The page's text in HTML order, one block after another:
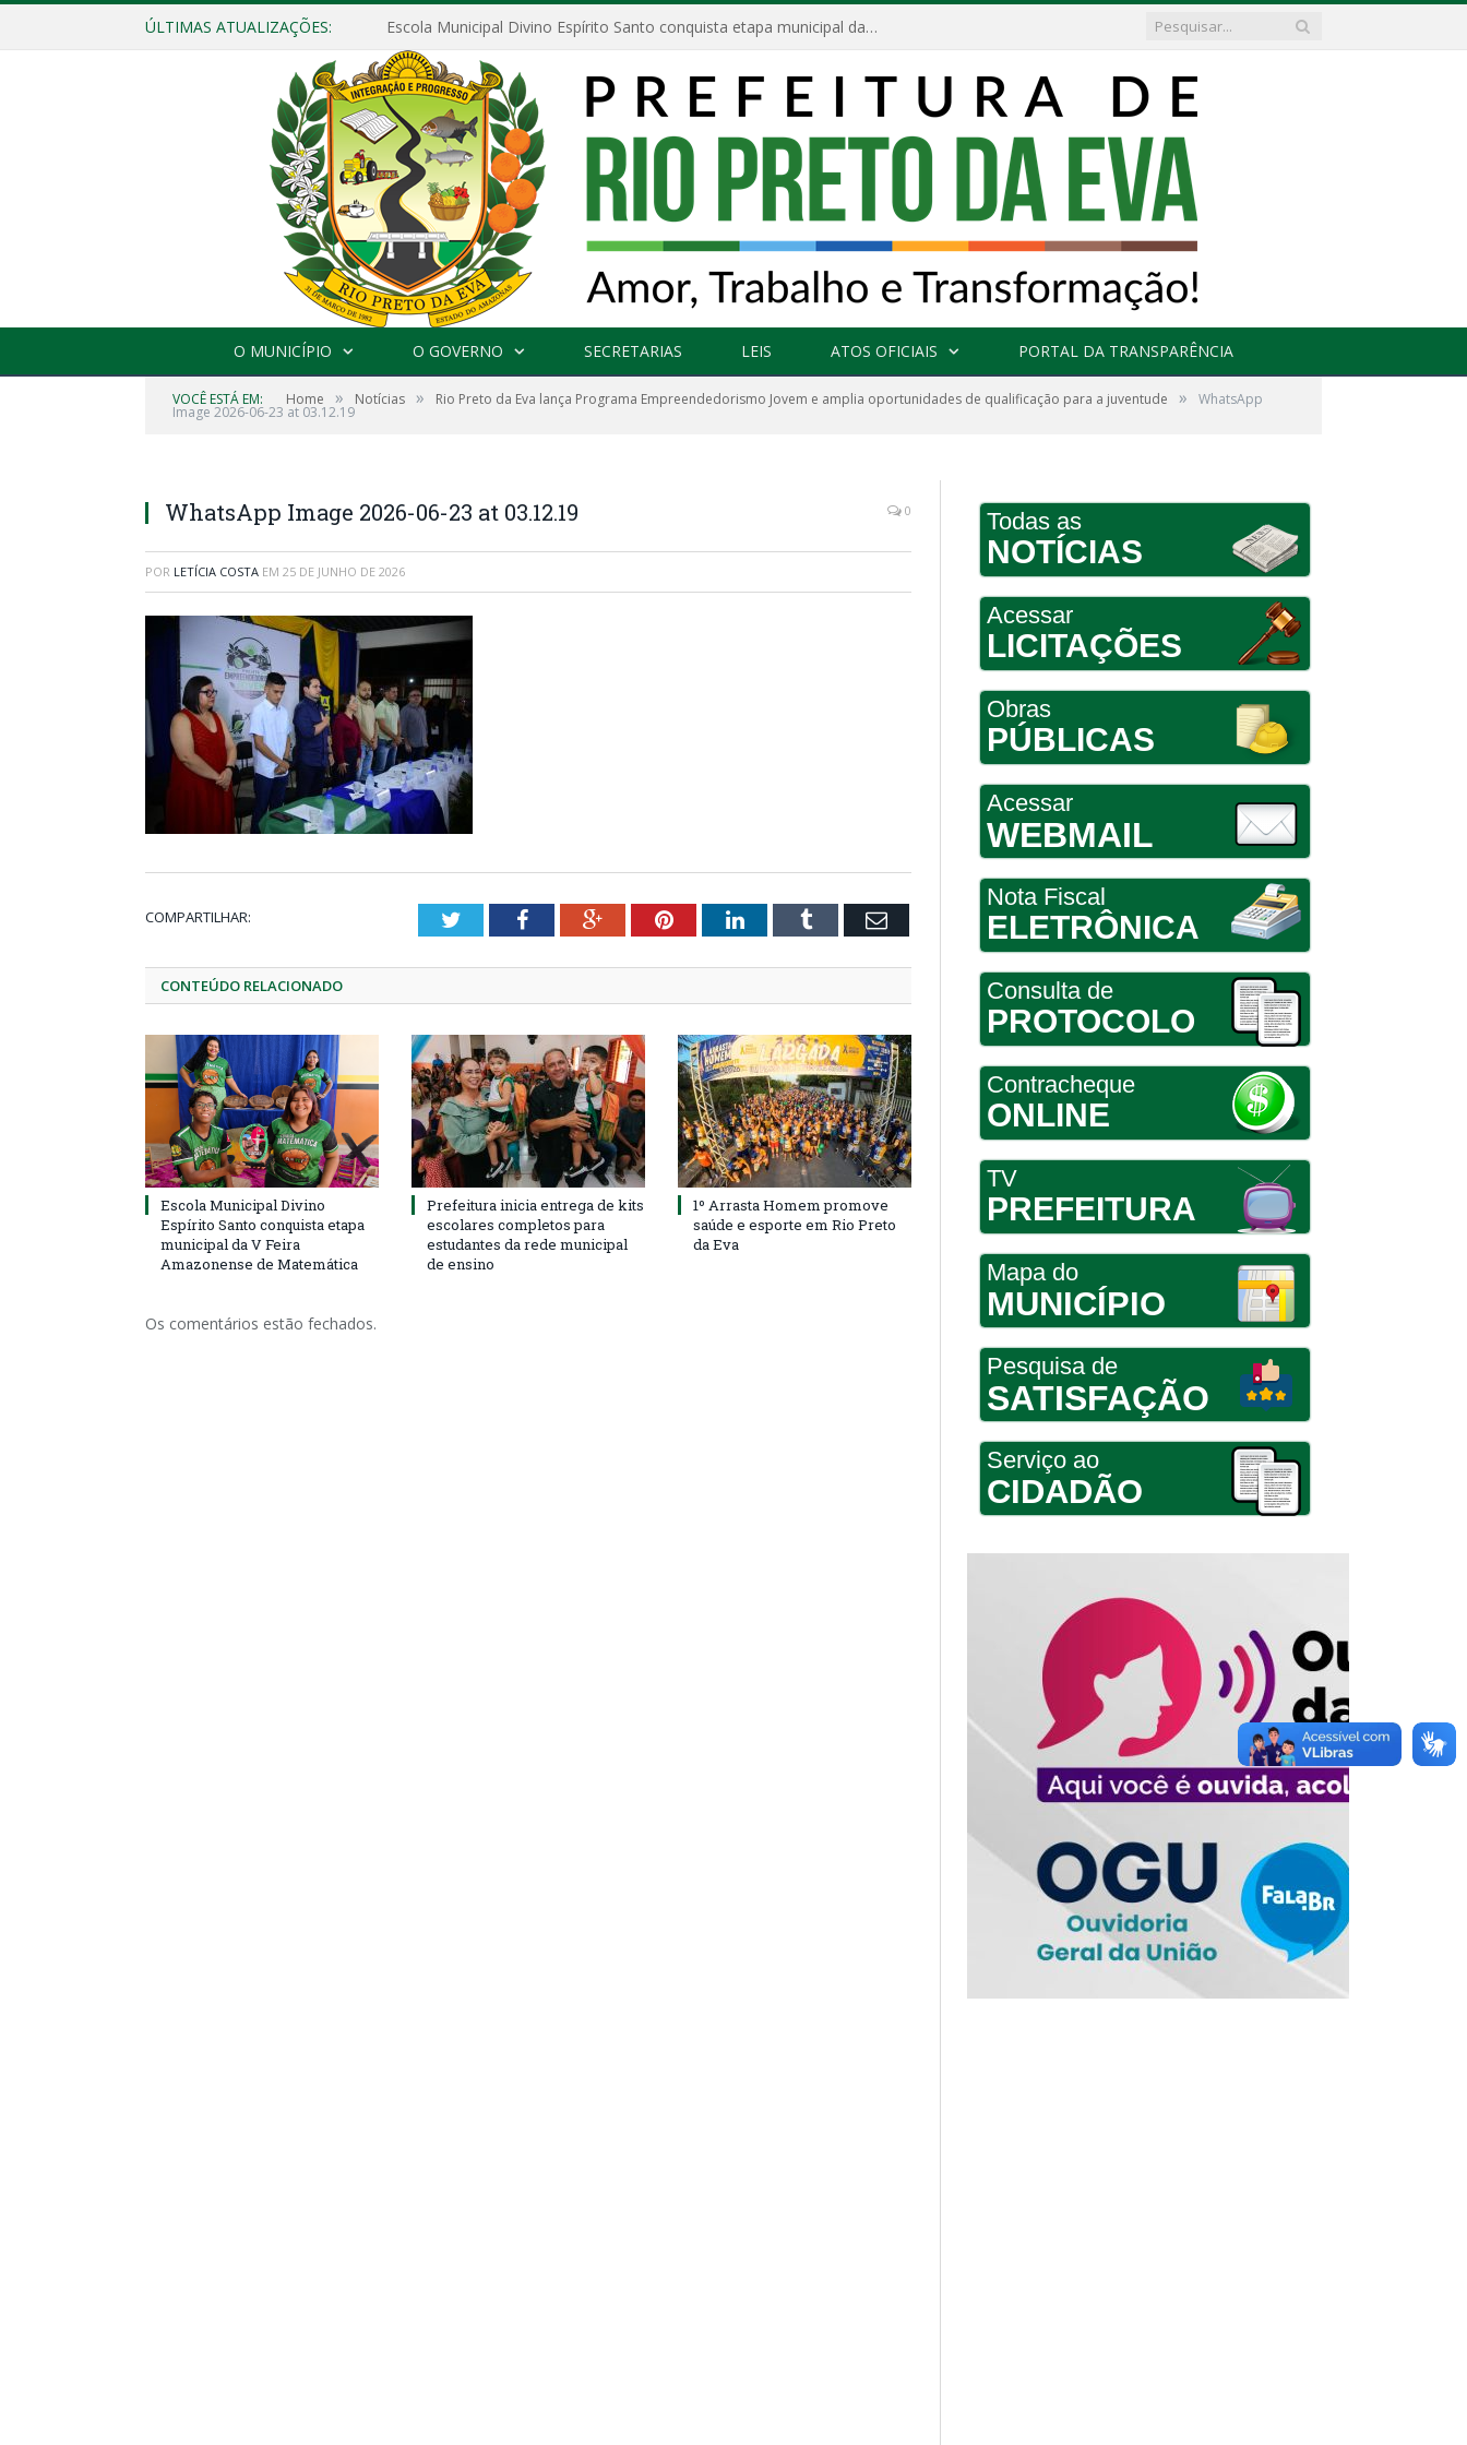
ÚLTIMAS ATUALIZAÇÕES: Escola Municipal Divino Espírito Santo conquista etapa municipal da V Feira Amazonense de Matemática
O MUNICÍPIO O GOVERNO SECRETARIAS LEIS ATOS OFICIAIS PORTAL DA TRANSPARÊNCIA
VOCÊ ESTÁ EM: Home » Notícias » Rio Preto da Eva lança Programa Empreendedorismo Jovem e amplia oportunidades de qualificação para a juventude » WhatsApp
Image 2026-06-23 at 03.12.19
WhatsApp Image 2026-06-23 at 03.12.19 0
POR LETÍCIA COSTA EM 25 DE JUNHO DE 2026
COMPARTILHAR: TwitterFacebookGoogle+PinterestLinkedInTumblr Email
CONTEÚDO RELACIONADO
Escola Municipal Divino
Espírito Santo conquista etapa
municipal da V Feira
Amazonense de Matemática
Prefeitura inicia entrega de kits
escolares completos para
estudantes da rede municipal
de ensino
1º Arrasta Homem promove
saúde e esporte em Rio Preto
da Eva
Os comentários estão fechados.
Todas as
NOTÍCIAS
Acessar
LICITAÇÕES
Obras
PÚBLICAS
Acessar
WEBMAIL
Nota Fiscal
ELETRÔNICA
Consulta de
PROTOCOLO
Contracheque
ONLINE
TV
PREFEITURA
Mapa do
MUNICÍPIO
Pesquisa de
SATISFAÇÃO
Serviço ao
CIDADÃO